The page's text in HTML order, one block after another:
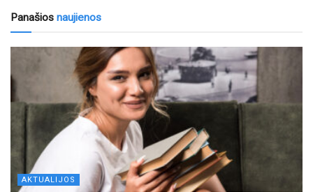
Panašios naujienos
AKTUALIJOS